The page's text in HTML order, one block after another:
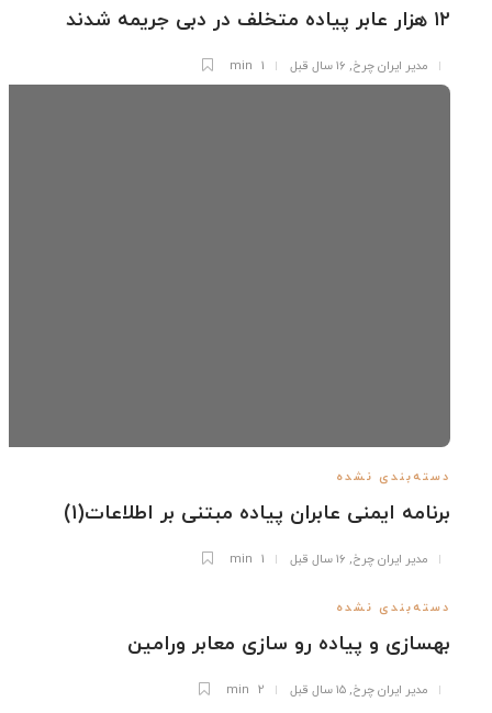
مدیر ایران چرخ, ۱۶ سال قبل 1 min
نشده
ایمنی عابران پیاده مبتنی بر اطلاعات(۱)
مدیر ایران چرخ, ۱۶ سال قبل 1 min
نشده
و پیاده رو سازی معابر ورامین
مدیر ایران چرخ, ۱۵ سال قبل 2 min